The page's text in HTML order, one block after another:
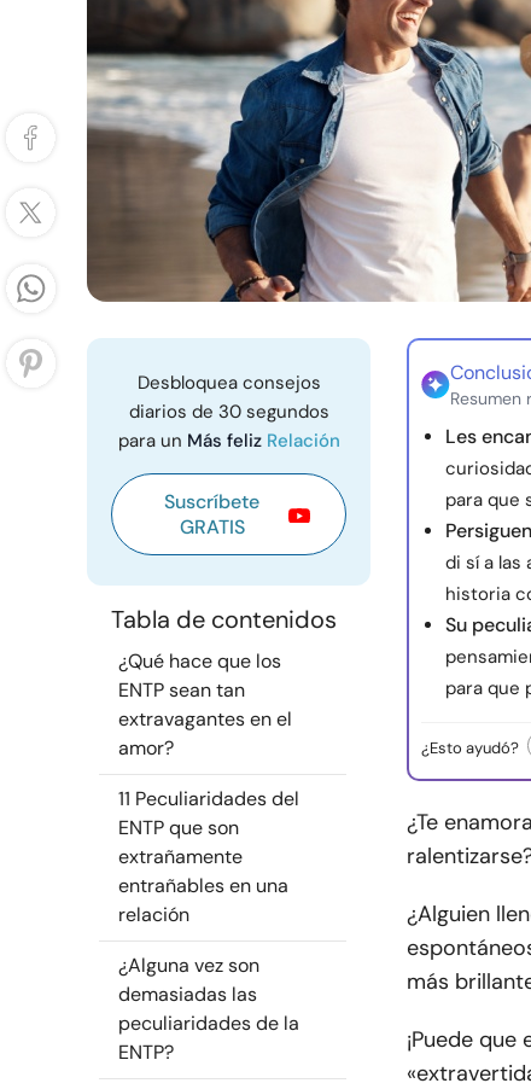
Desbloquea consejos
diarios de 30 segundos
para un Más feliz Relación
Suscríbete
GRATIS
Tabla de contenidos
¿Qué hace que los
ENTP sean tan
extravagantes en el
amor?
11 Peculiaridades del
ENTP que son
extrañamente
entrañables en una
relación
¿Alguna vez son
demasiadas las
peculiaridades de la
ENTP?
Resumen
Les
para que
di sí a
historia
Su
para que
¿Esto ayudó?
¿Te
¿Alguien
más
¡Puede